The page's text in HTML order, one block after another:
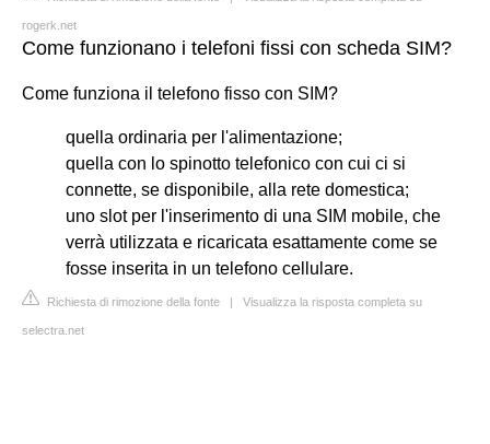
rogerk.net
Come funzionano i telefoni fissi con scheda SIM?
Come funziona il telefono fisso con SIM?
quella ordinaria per l'alimentazione;
quella con lo spinotto telefonico con cui ci si
connette, se disponibile, alla rete domestica;
uno slot per l'inserimento di una SIM mobile, che
verrà utilizzata e ricaricata esattamente come se
fosse inserita in un telefono cellulare.
Richiesta di rimozione della fonte | Visualizza la risposta completa su
selectra.net